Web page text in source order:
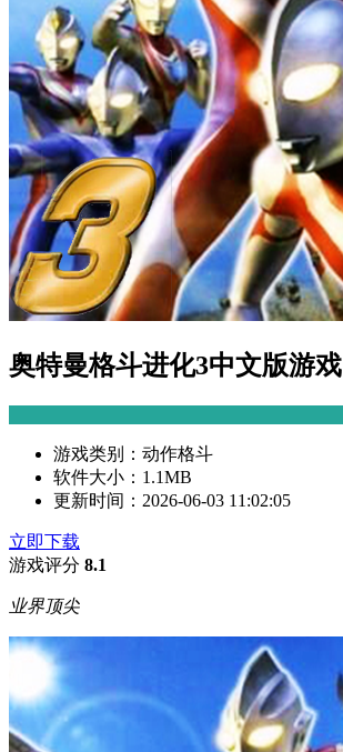
奥特曼格斗进化3中文版游戏
游戏类别： 动作格斗
软件大小： 1.1MB
更新时间： 2026-06-03 11:02:05
立即下载
游戏评分 8.1
业界顶尖